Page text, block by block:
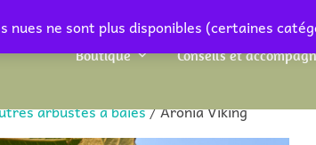
nues ne sont plus disponibles (certaines
Boutique Conseils et
arbustes à baies/ Aronia Viking